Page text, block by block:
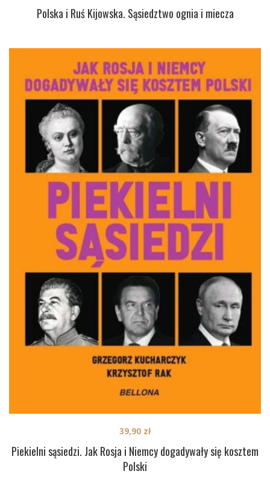
Polska i Ruś Kijowska. Sąsiedztwo ognia i miecza
Piekielni sąsiedzi. Jak Rosja i Niemcy dogadywały się kosztem
Polski
39,90 zł